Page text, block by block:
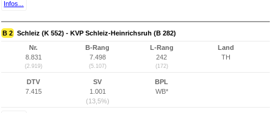
Infos...
B 2 Schleiz (K 552) - KVP Schleiz-Heinrichsruh (B 282)
Nr.
8.831
(2.919)
B-Rang
7.498
(5.107)
L-Rang
242
(172)
Land
TH
DTV
7.415
SV
1.001
(13,5%)
BPL
WB*